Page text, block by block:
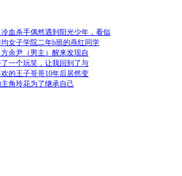
血杀手偶然遇到阳光少年，看似
女子学院二年b班的燕红同学
余尹（男主）醒来发现自
一个玩笑，让我回到了与
的王子哥哥10年后居然变
角玲花为了继承自己